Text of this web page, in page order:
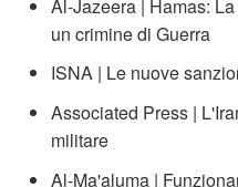
Al-Jazeera | Hamas:
un crimine di Guerra
ISNA | Le nuove
Associated Press |
militare
Al-Ma'aluma |